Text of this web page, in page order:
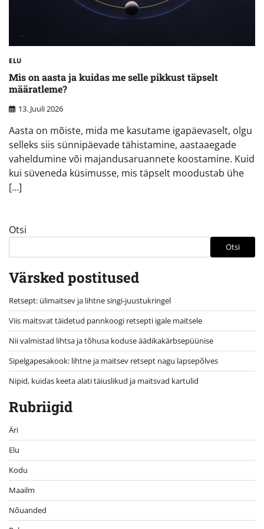
ELU
Mis on aasta ja kuidas me selle pikkust täpselt
määratleme?
13. Juuli 2026
Aasta on mõiste, mida me kasutame igapäevaselt, olgu
selleks siis sünnipäevade tähistamine, aastaaegade
vaheldumine või majandusaruannete koostamine. Kuid
kui süveneda küsimusse, mis täpselt moodustab ühe
[…]
Otsi
Otsi
Värsked postitused
Retsept: ülimaitsev ja lihtne singi-juustukringel
Viis maitsvat täidetud pannkoogi retsepti igale maitsele
Nii valmistad lihtsa ja tõhusa koduse äädikakärbsepüünise
Sipelgapesakook: lihtne ja maitsev retsept nagu lapsepõlves
Nipid, kuidas keeta alati täiuslikud ja maitsvad kartulid
Rubriigid
Äri
Elu
Kodu
Maailm
Nõuanded